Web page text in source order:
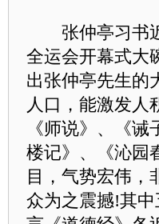
张仲亭习书近
全运会开幕式大
出张仲亭先生的
人口，能激发人
《师说》、《
楼记》、《沁园
目，气势宏伟，
众为之震撼!其